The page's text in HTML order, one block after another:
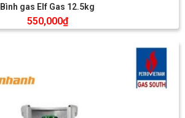
Bình gas Elf Gas 12.5kg
550,000₫